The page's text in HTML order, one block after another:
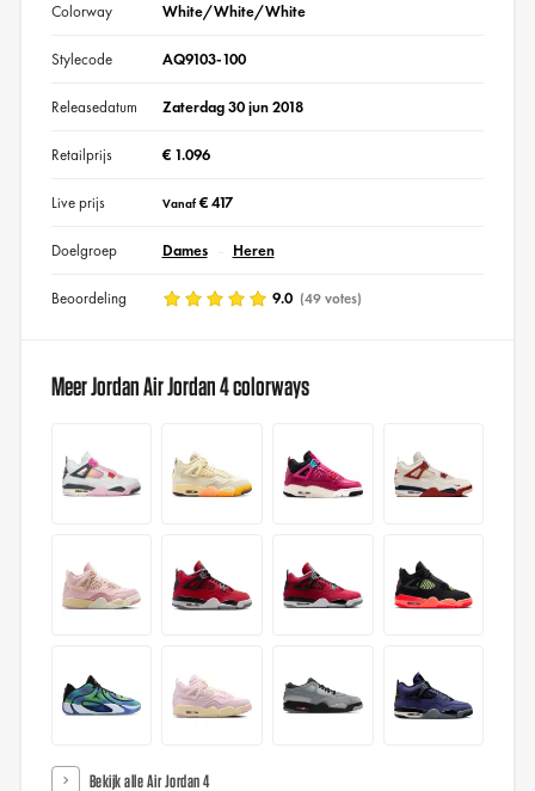
Colorway White/White/White
Stylecode AQ9103-100
Releasedatum Zaterdag 30 jun 2018
Retailprijs € 1.096
Live prijs Vanaf€ 417
Doelgroep Dames Heren
Beoordeling 9.0 (49 votes)
Meer Jordan Air Jordan 4 colorways
Bekijk alle Air Jordan 4